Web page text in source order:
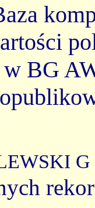
w BG
G